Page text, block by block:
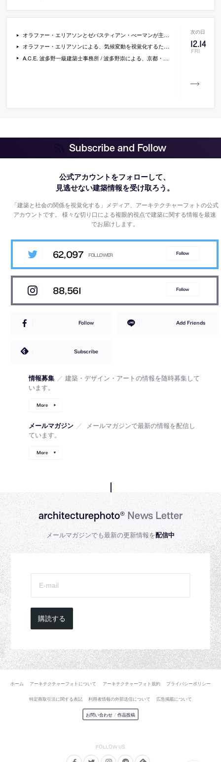
12.14
FRI
オラファー・エリアソンとゼバスティアン・べーマンが主宰するスタジオ・アザー・スペーシズによる、グリーンランドの、その場の氷を型枠として利用して内部空間を作っている、災害調査・ビジターセンター設計コンペの応募案の画像
オラファー・エリアソンによる、気候変動を視覚化するために、グリーンランドからロンドンに巨大な氷の塊を輸送・設置したインスタレーション「ice watch」の写真と動画
A.C.E. 波多野一級建築士事務所 / 波多野崇による、京都・左京区の店舗併設住宅「窓緑の家」
Subscribe and Follow
公式アカウントをフォローして、
見逃せない建築情報を受け取ろう。
「建築と社会の関係を視覚化する」メディア、アーキテクチャーフォトの公式
アカウントです。様々な切り口による複眼的視点で建築に関する情報を最速
でお届けします。
62,097 Follow
88,561 Follow
Follow Add Friends
Subscribe
情報募集 ／ 建築・デザイン・アートの情報を随時募集して
います。
More
メールマガジン ／
メールマガジンで最新の情報を配信し
ています。
More
architecturephoto®News Letter
メールマガジンでも最新の更新情報を配信中
購読する
ホーム アーキテクチャーフォトについて アーキテクチャーフォト規約 プライバシーポリシー
特定商取引法に関する表記 利用者情報の外部送信について 広告掲載について
お問い合わせ / 作品投稿